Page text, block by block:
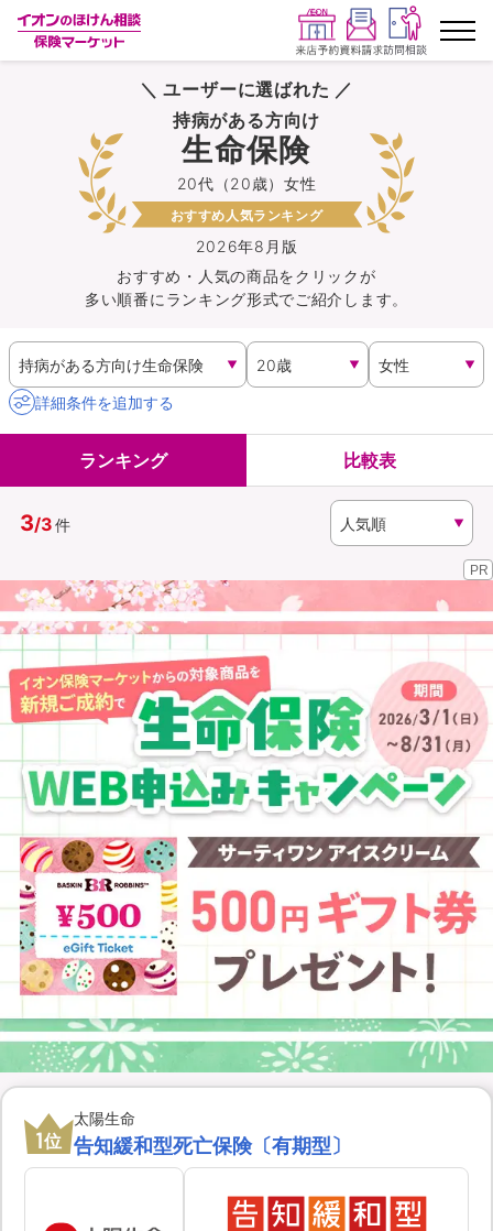
ランキングから探す
保険を比較する
保険会社から探す
イオンカード会員さま専用保険
キャンペーン一覧
コラム
イオングループ従業員さま向け
（無料） （無料）
イオンカード会員さま専用保険
＼ ユーザーに選ばれた ／
2026年8月版
20代（20歳）女性
持病がある方向け
生命保険
おすすめ人気ランキング
おすすめ・人気の商品をクリックが
多い順番にランキング形式でご紹介します。
詳細条件を追加する
ランキング 比較表
3/3件
PR
1位
太陽生命
告知緩和型死亡保険〔有期型〕